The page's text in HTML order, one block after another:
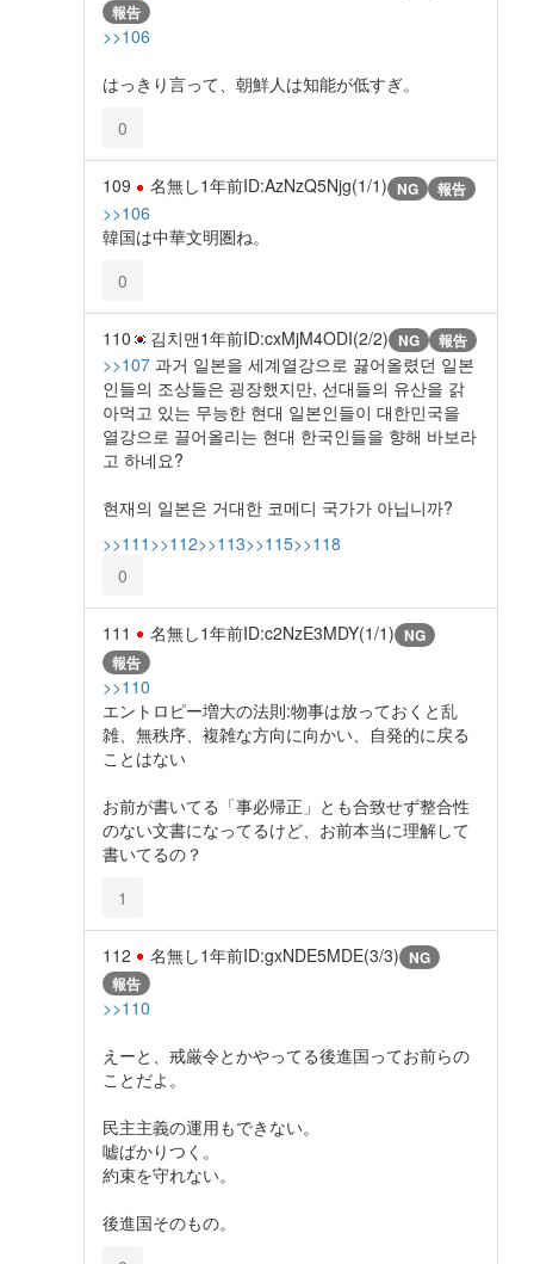
報告
>>106
はっきり言って、朝鮮人は知能が低すぎ。
0
109 名無し1年前ID:AzNzQ5Njg(1/1) NG 報告
>>106
韓国は中華文明圏ね。
0
110 김치맨1年前ID:cxMjM4ODI(2/2) NG 報告
>>107 과거 일본을 세계열강으로 끓어올렸던 일본
인들의 조상들은 굉장했지만, 선대들의 유산을 갉
아먹고 있는 무능한 현대 일본인들이 대한민국을
열강으로 끌어올리는 현대 한국인들을 향해 바보라
고 하네요?
현재의 일본은 거대한 코메디 국가가 아닙니까?
>>111 >>112>>113>>115>>118
0
111 名無し1年前ID:c2NzE3MDY(1/1) NG
報告
>>110
エントロピー増大の法則:物事は放っておくと乱
雑、無秩序、複雑な方向に向かい、自発的に戻る
ことはない
お前が書いてる「事必帰正」とも合致せず整合性
のない文書になってるけど、お前本当に理解して
書いてるの？
1
112 名無し1年前ID:gxNDE5MDE(3/3) NG
報告
>>110
えーと、戒厳令とかやってる後進国ってお前らの
ことだよ。
民主主義の運用もできない。
嘘ばかりつく。
約束を守れない。
後進国そのもの。